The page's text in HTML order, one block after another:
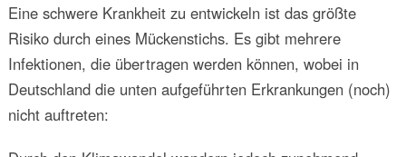
Eine schwere Krankheit zu entwickeln ist das größte
Risiko durch eines Mückenstichs. Es gibt mehrere
Infektionen, die übertragen werden können, wobei in
Deutschland die unten aufgeführten Erkrankungen (noch)
nicht auftreten: